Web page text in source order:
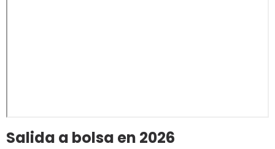
Salida a bolsa en 2026